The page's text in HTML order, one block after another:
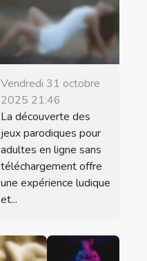
Vendredi 31 octobre
2025 21:46
La découverte des
jeux parodiques pour
adultes en ligne sans
téléchargement offre
une expérience ludique
et...